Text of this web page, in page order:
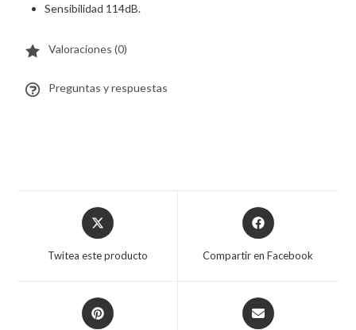
Sensibilidad 114dB.
Valoraciones (0)
Preguntas y respuestas
Twitea este producto Compartir en Facebook